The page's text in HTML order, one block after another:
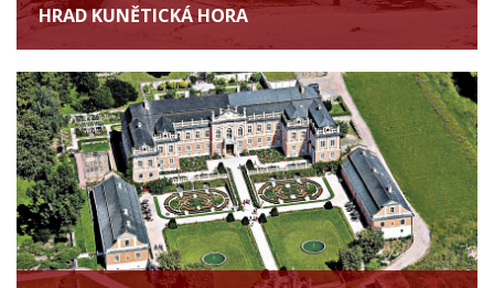
HRAD KUNĚTICKÁ HORA